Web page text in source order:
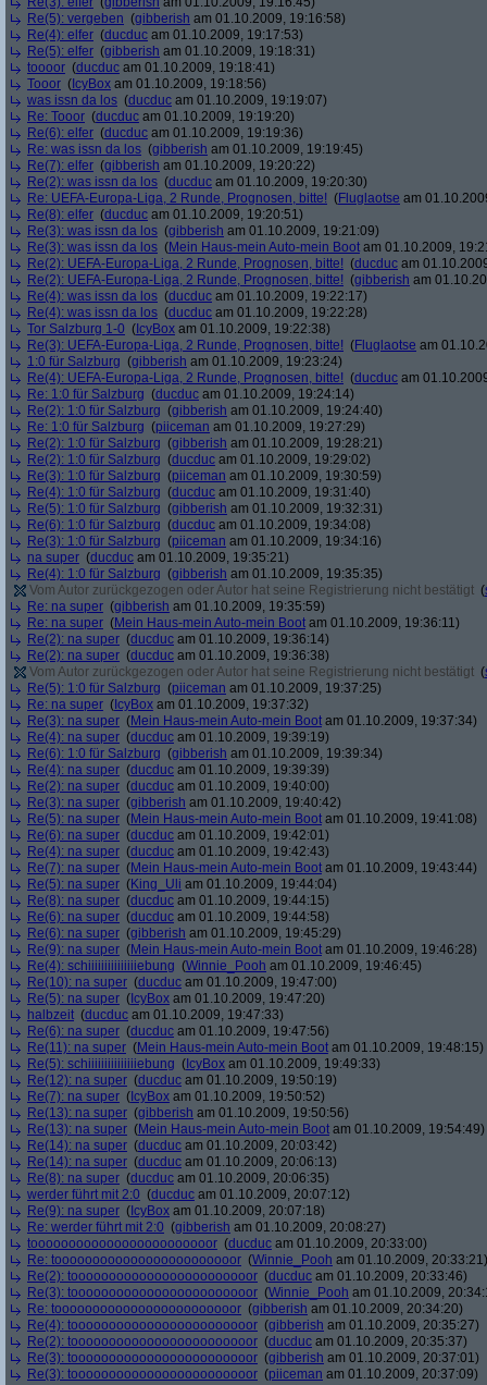
Re(5): vergeben (gibberish am 01.10.2009, 19:16:58)
Re(4): elfer (ducduc am 01.10.2009, 19:17:53)
Re(5): elfer (gibberish am 01.10.2009, 19:18:31)
toooor (ducduc am 01.10.2009, 19:18:41)
Tooor ( IcyBox am 01.10.2009, 19:18:56)
was issn da los (ducduc am 01.10.2009, 19:19:07)
Re: Tooor (ducduc am 01.10.2009, 19:19:20)
Re(6): elfer (ducduc am 01.10.2009, 19:19:36)
Re: was issn da los (gibberish am 01.10.2009, 19:19:45)
Re(7): elfer (gibberish am 01.10.2009, 19:20:22)
Re(2): was issn da los (ducduc am 01.10.2009, 19:20:30)
Re: UEFA-Europa-Liga, 2 Runde, Prognosen, bitte! (Fluglaotse am
Re(8): elfer (ducduc am 01.10.2009, 19:20:51)
Re(3): was issn da los (gibberish am 01.10.2009, 19:21:09)
Re(3): was issn da los (Mein Haus-mein Auto-mein Boot am 01.10.2009,
Re(2): UEFA-Europa-Liga, 2 Runde, Prognosen, bitte! (ducduc am
Re(2): UEFA-Europa-Liga, 2 Runde, Prognosen, bitte! (gibberish am
Re(4): was issn da los (ducduc am 01.10.2009, 19:22:17)
Re(4): was issn da los (ducduc am 01.10.2009, 19:22:28)
Tor Salzburg 1-0 ( IcyBox am 01.10.2009, 19:22:38)
Re(3): UEFA-Europa-Liga, 2 Runde, Prognosen, bitte! (Fluglaotse am
1:0 für Salzburg (gibberish am 01.10.2009, 19:23:24)
Re(4): UEFA-Europa-Liga, 2 Runde, Prognosen, bitte! (ducduc am
Re: 1:0 für Salzburg (ducduc am 01.10.2009, 19:24:14)
Re(2): 1:0 für Salzburg (gibberish am 01.10.2009, 19:24:40)
Re: 1:0 für Salzburg (piiceman am 01.10.2009, 19:27:29)
Re(2): 1:0 für Salzburg (gibberish am 01.10.2009, 19:28:21)
Re(2): 1:0 für Salzburg (ducduc am 01.10.2009, 19:29:02)
Re(3): 1:0 für Salzburg (piiceman am 01.10.2009, 19:30:59)
Re(4): 1:0 für Salzburg (ducduc am 01.10.2009, 19:31:40)
Re(5): 1:0 für Salzburg (gibberish am 01.10.2009, 19:32:31)
Re(6): 1:0 für Salzburg (ducduc am 01.10.2009, 19:34:08)
Re(3): 1:0 für Salzburg (piiceman am 01.10.2009, 19:34:16)
na super (ducduc am 01.10.2009, 19:35:21)
Re(4): 1:0 für Salzburg (gibberish am 01.10.2009, 19:35:35)
Vom Autor zurückgezogen oder Autor hat seine Registrierung nicht bestätigt (
Re: na super (gibberish am 01.10.2009, 19:35:59)
Re: na super (Mein Haus-mein Auto-mein Boot am 01.10.2009, 19:36:11)
Re(2): na super (ducduc am 01.10.2009, 19:36:14)
Re(2): na super (ducduc am 01.10.2009, 19:36:38)
Vom Autor zurückgezogen oder Autor hat seine Registrierung nicht bestätigt (
Re(5): 1:0 für Salzburg (piiceman am 01.10.2009, 19:37:25)
Re: na super ( IcyBox am 01.10.2009, 19:37:32)
Re(3): na super (Mein Haus-mein Auto-mein Boot am 01.10.2009, 19:37:34)
Re(4): na super (ducduc am 01.10.2009, 19:39:19)
Re(6): 1:0 für Salzburg (gibberish am 01.10.2009, 19:39:34)
Re(4): na super (ducduc am 01.10.2009, 19:39:39)
Re(2): na super (ducduc am 01.10.2009, 19:40:00)
Re(3): na super (gibberish am 01.10.2009, 19:40:42)
Re(5): na super (Mein Haus-mein Auto-mein Boot am 01.10.2009, 19:41:08)
Re(6): na super (ducduc am 01.10.2009, 19:42:01)
Re(4): na super (ducduc am 01.10.2009, 19:42:43)
Re(7): na super (Mein Haus-mein Auto-mein Boot am 01.10.2009, 19:43:44)
Re(5): na super (King_Uli am 01.10.2009, 19:44:04)
Re(8): na super (ducduc am 01.10.2009, 19:44:15)
Re(6): na super (ducduc am 01.10.2009, 19:44:58)
Re(6): na super (gibberish am 01.10.2009, 19:45:29)
Re(9): na super (Mein Haus-mein Auto-mein Boot am 01.10.2009, 19:46:28)
Re(4): schiiiiiiiiiiiiiiiebung (Winnie_Pooh am 01.10.2009, 19:46:45)
Re(10): na super (ducduc am 01.10.2009, 19:47:00)
Re(5): na super ( IcyBox am 01.10.2009, 19:47:20)
halbzeit (ducduc am 01.10.2009, 19:47:33)
Re(6): na super (ducduc am 01.10.2009, 19:47:56)
Re(11): na super (Mein Haus-mein Auto-mein Boot am 01.10.2009, 19:48:15)
Re(5): schiiiiiiiiiiiiiiiebung ( IcyBox am 01.10.2009, 19:49:33)
Re(12): na super (ducduc am 01.10.2009, 19:50:19)
Re(7): na super ( IcyBox am 01.10.2009, 19:50:52)
Re(13): na super (gibberish am 01.10.2009, 19:50:56)
Re(13): na super (Mein Haus-mein Auto-mein Boot am 01.10.2009, 19:54:49)
Re(14): na super (ducduc am 01.10.2009, 20:03:42)
Re(14): na super (ducduc am 01.10.2009, 20:06:13)
Re(8): na super (ducduc am 01.10.2009, 20:06:35)
werder führt mit 2:0 (ducduc am 01.10.2009, 20:07:12)
Re(9): na super ( IcyBox am 01.10.2009, 20:07:18)
Re: werder führt mit 2:0 (gibberish am 01.10.2009, 20:08:27)
toooooooooooooooooooooooor (ducduc am 01.10.2009, 20:33:00)
Re: toooooooooooooooooooooooor (Winnie_Pooh am 01.10.2009, 20:33:21)
Re(2): toooooooooooooooooooooooor (ducduc am 01.10.2009, 20:33:46)
Re(3): toooooooooooooooooooooooor (Winnie_Pooh am 01.10.2009,
Re: toooooooooooooooooooooooor (gibberish am 01.10.2009, 20:34:20)
Re(4): toooooooooooooooooooooooor (gibberish am 01.10.2009, 20:35:27)
Re(2): toooooooooooooooooooooooor (ducduc am 01.10.2009, 20:35:37)
Re(3): toooooooooooooooooooooooor (gibberish am 01.10.2009, 20:37:01)
Re(3): toooooooooooooooooooooooor (piiceman am 01.10.2009, 20:37:09)